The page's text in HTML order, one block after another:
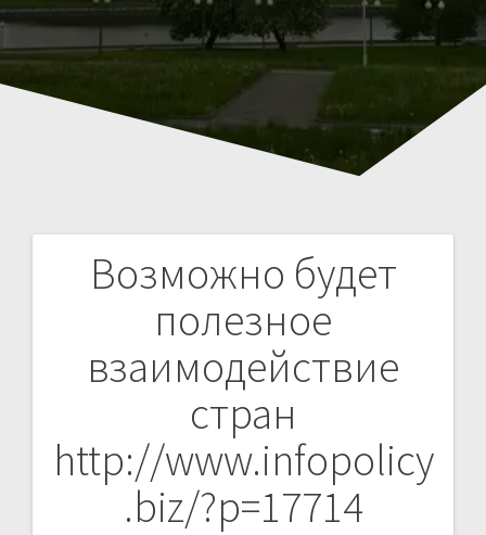
Возможно будет
полезное
взаимодействие
стран
http://www.infopolicy
.biz/?p=17714
Навигация
записям